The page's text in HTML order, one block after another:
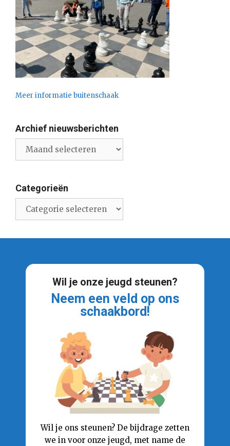
Meer informatie buitenschaak
Archief nieuwsberichten
nieuwsberichten
Categorieën
Wil je onze jeugd steunen?
Neem een veld op ons
schaakbord!
Wil je ons steunen? De bijdrage zetten
we in voor onze jeugd, met name de